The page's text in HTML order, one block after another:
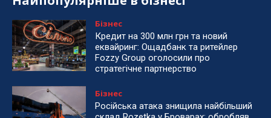
Бізнес
Кредит на 300 млн грн та новий
еквайринг: Ощадбанк та ритейлер
Fozzy Group оголосили про
стратегічне партнерство
Бізнес
Російська атака знищила найбільший